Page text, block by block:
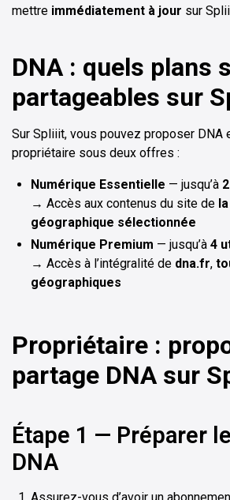
mettre immédiatement à jour sur
DNA : quels plans
partageables sur
Sur Spliiit, vous pouvez proposer DNA
propriétaire sous deux offres :
Numérique Essentielle — jusqu’à
→ Accès aux contenus du site de
géographique sélectionnée
Numérique Premium — jusqu’à 4
→ Accès à l’intégralité de dna.fr,
géographiques
Propriétaire :
partage DNA sur
Étape 1 — Préparer
DNA